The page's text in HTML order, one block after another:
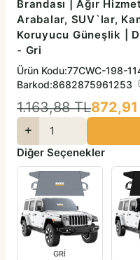
Brandası | Ağır
Arabalar, SUV`lar,
Koruyucu Güneşlik |
- Gri
Ürün Kodu:77CWC-198-
Barkod:8682875961253
1.163,88 TL872,91
Diğer Seçenekler
GRİ